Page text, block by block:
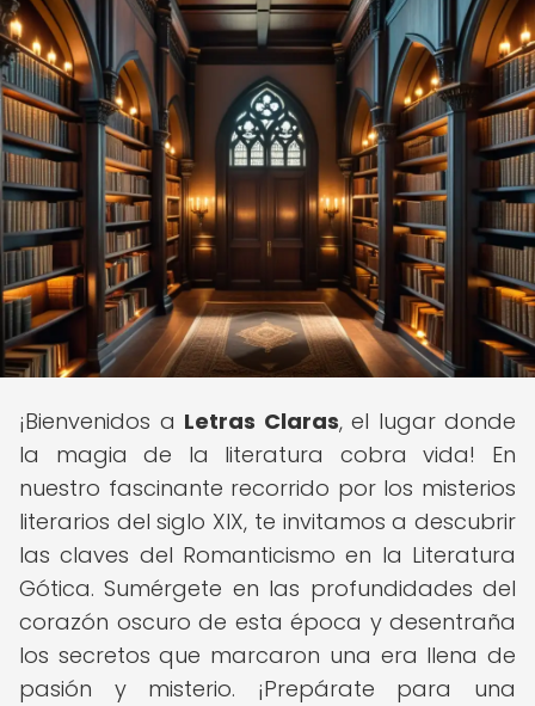
¡Bienvenidos a Letras Claras, el lugar donde
la magia de la literatura cobra vida! En
nuestro fascinante recorrido por los misterios
literarios del siglo XIX, te invitamos a descubrir
las claves del Romanticismo en la Literatura
Gótica. Sumérgete en las profundidades del
corazón oscuro de esta época y desentraña
los secretos que marcaron una era llena de
pasión y misterio. ¡Prepárate para una